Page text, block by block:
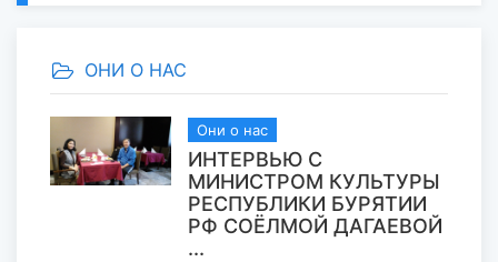
ОНИ О НАС
Они о нас
ИНТЕРВЬЮ С
МИНИСТРОМ КУЛЬТУРЫ
РЕСПУБЛИКИ БУРЯТИИ
РФ СОЁЛМОЙ ДАГАЕВОЙ
...